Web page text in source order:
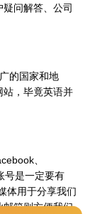
问解答、公司
的国家和地
站，毕竟英语并
、
号是一定要有
体用于分享我们
邮箱则方便我们